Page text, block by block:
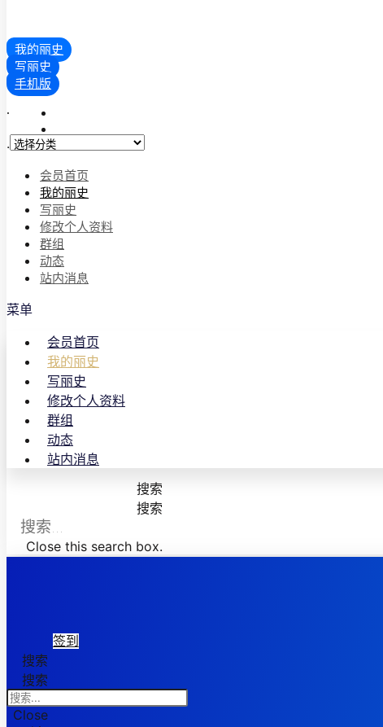
我的丽史
写丽史
手机版
.
.
会员首页
我的丽史
写丽史
修改个人资料
群组
动态
站内消息
菜单
会员首页
我的丽史
写丽史
修改个人资料
群组
动态
站内消息
搜索
搜索
Close this search box.
签到
搜索
搜索
Close